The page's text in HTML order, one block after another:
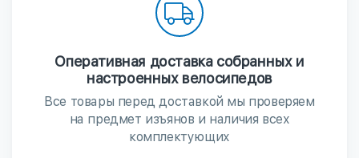
Оперативная доставка собранных и
настроенных велосипедов
Все товары перед доставкой мы проверяем
на предмет изъянов и наличия всех
комплектующих